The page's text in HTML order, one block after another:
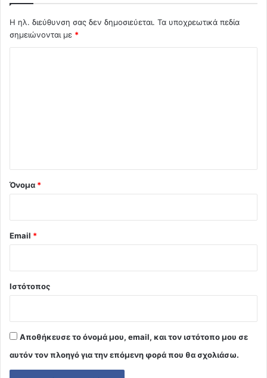
Η ηλ. διεύθυνση σας δεν δημοσιεύεται. Τα υποχρεωτικά πεδία
σημειώνονται με *
Όνομα *
Email *
Ιστότοπος
Αποθήκευσε το όνομά μου, email, και τον ιστότοπο μου σε
αυτόν τον πλοηγό για την επόμενη φορά που θα σχολιάσω.